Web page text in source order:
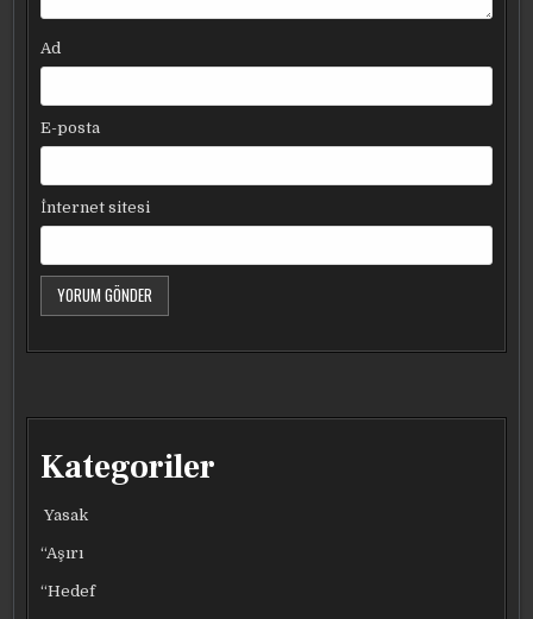
Ad
E-posta
İnternet sitesi
Kategoriler
Yasak
“Aşırı
“Hedef